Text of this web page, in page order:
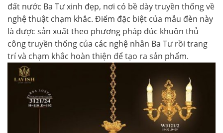
đất nước Ba Tư xinh đẹp, nơi có bề dày truyền thống về
nghệ thuật chạm khắc. Điểm đặc biệt của mẫu đèn này
là được sản xuất theo phương pháp đúc khuôn thủ
công truyền thống của các nghệ nhân Ba Tư rồi trang
trí và chạm khắc hoàn thiện để tạo ra sản phẩm.